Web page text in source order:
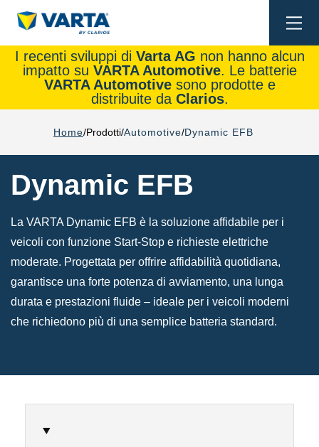
I recenti sviluppi di Varta AG non hanno alcun
impatto su VARTA Automotive. Le batterie
VARTA Automotivesono prodotte e
distribuite da Clarios.
Home Prodotti Automotive Dynamic EFB
Dynamic EFB
La VARTA Dynamic EFB è la soluzione affidabile per i
veicoli con funzione Start-Stop e richieste elettriche
moderate. Progettata per offrire affidabilità quotidiana,
garantisce una forte potenza di avviamento, una lunga
durata e prestazioni fluide – ideale per i veicoli moderni
che richiedono più di una semplice batteria standard.